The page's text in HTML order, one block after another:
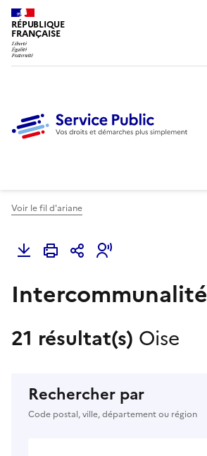
RÉPUBLIQUE
FRANÇAISE
Voir le fil d'ariane
Intercommunalité
21 résultat(s) Oise
Rechercher par
Code postal, ville, département ou région